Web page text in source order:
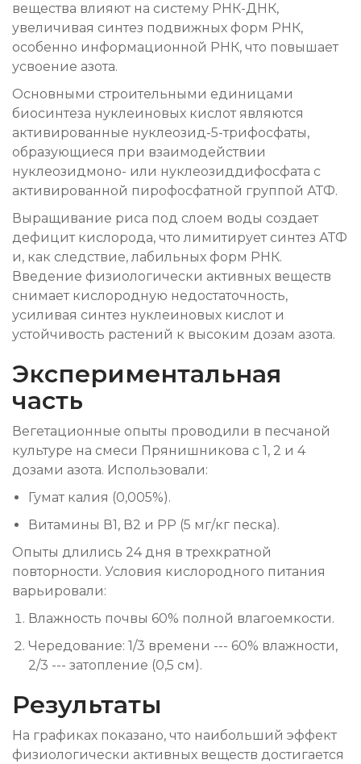
вещества влияют на систему РНК-ДНК,
увеличивая синтез подвижных форм РНК,
особенно информационной РНК, что повышает
усвоение азота.
Основными строительными единицами
биосинтеза нуклеиновых кислот являются
активированные нуклеозид-5-трифосфаты,
образующиеся при взаимодействии
нуклеозидмоно- или нуклеозиддифосфата с
активированной пирофосфатной группой АТФ.
Выращивание риса под слоем воды создает
дефицит кислорода, что лимитирует синтез АТФ
и, как следствие, лабильных форм РНК.
Введение физиологически активных веществ
снимает кислородную недостаточность,
усиливая синтез нуклеиновых кислот и
устойчивость растений к высоким дозам азота.
Экспериментальная
часть
Вегетационные опыты проводили в песчаной
культуре на смеси Прянишникова с 1, 2 и 4
дозами азота. Использовали:
Гумат калия (0,005%).
Витамины В1, В2 и РР (5 мг/кг песка).
Опыты длились 24 дня в трехкратной
повторности. Условия кислородного питания
варьировали:
Влажность почвы 60% полной влагоемкости.
Чередование: 1/3 времени --- 60% влажности,
2/3 --- затопление (0,5 см).
Результаты
На графиках показано, что наибольший эффект
физиологически активных веществ достигается